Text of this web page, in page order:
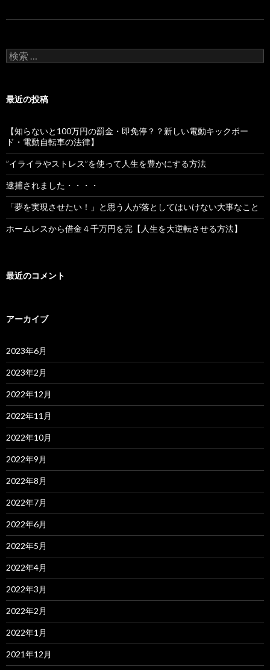
検
索:
最近の投稿
【知らないと100万円の罰金・即免停？？新しい電動キックボー
ド・電動自転車の法律】
”イライラやストレス”を使って人生を豊かにする方法
逮捕されました・・・・
「夢を実現させたい！」と思う人が落としてはいけない大事なこと
ホームレスから借金４千万円を完【人生を大逆転させる方法】
最近のコメント
アーカイブ
2023年6月
2023年2月
2022年12月
2022年11月
2022年10月
2022年9月
2022年8月
2022年7月
2022年6月
2022年5月
2022年4月
2022年3月
2022年2月
2022年1月
2021年12月